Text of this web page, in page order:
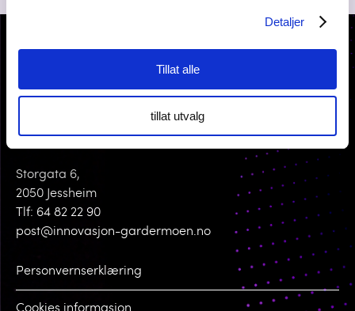
Detaljer
Tillat alle
tillat utvalg
KONTAKT OSS
Storgata 6,
2050 Jessheim
Tlf: 64 82 22 90
post@innovasjon-gardermoen.no
Personvernserklæring